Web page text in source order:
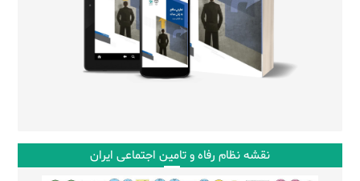
نقشه نظام رفاه و تامین اجتماعی ایران